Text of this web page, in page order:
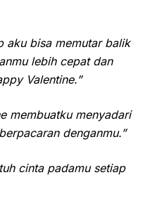
aku bisa memutar balik
lebih cepat dan
Valentine.”
membuatku menyadari
denganmu.”
cinta padamu setiap